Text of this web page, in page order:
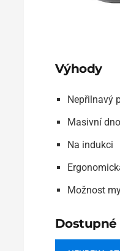
Výhody
Nepřilnavý
Masivní dno
Na indukci
Možnost